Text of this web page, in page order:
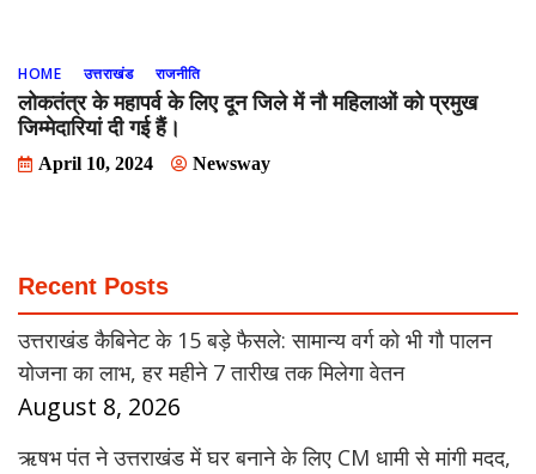
HOME उत्तराखंड राजनीति
लोकतंत्र के महापर्व के लिए दून जिले में नौ महिलाओं को प्रमुख
जिम्मेदारियां दी गई हैं।
April 10, 2024 Newsway
Recent Posts
उत्तराखंड कैबिनेट के 15 बड़े फैसले: सामान्य वर्ग को भी गौ पालन
योजना का लाभ, हर महीने 7 तारीख तक मिलेगा वेतन
August 8, 2026
ऋषभ पंत ने उत्तराखंड में घर बनाने के लिए CM धामी से मांगी मदद,